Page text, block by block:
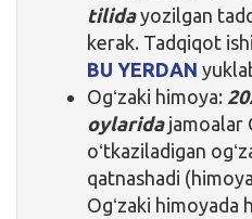
tilidayozilgan
kerak. Tadqiqot
BU YERDAN
Ogʻzaki himoya:
oylaridajamoalar
oʻtkaziladigan
qatnashadi
Ogʻzaki himoyada